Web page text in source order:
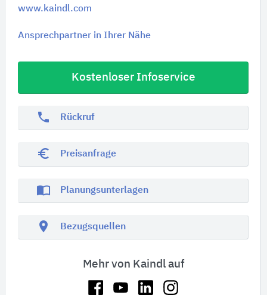
www.kaindl.com
Ansprechpartner in Ihrer Nähe
Kostenloser Infoservice
phone Rückruf
euro_symbol Preisanfrage
import_contacts Planungsunterlagen
location_on Bezugsquellen
Mehr von Kaindl auf